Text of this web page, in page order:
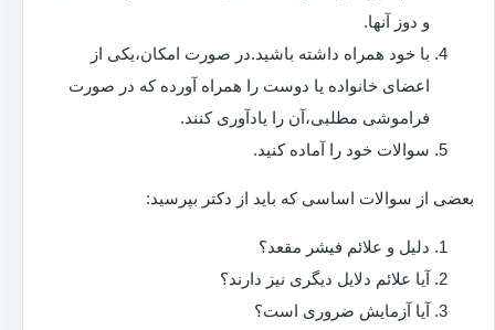
و دوز آنها.
با خود همراه داشته باشید.در صورت امکان،یکی از
اعضای خانواده یا دوست را همراه آورده که در صورت
فراموشی مطلبی،آن را یادآوری کنند.
سوالات خود را آماده کنید.
بعضی از سوالات اساسی که باید از دکتر بپرسید:
دلیل و علائم فیشر مقعد؟
آیا علائم دلایل دیگری نیز دارند؟
آیا آزمایش ضروری است؟